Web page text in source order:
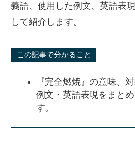
義語、使用した例文、英語表
して紹介します。
この記事で分かること
『完全燃焼』の意味、
例文・英語表現をまと
す。